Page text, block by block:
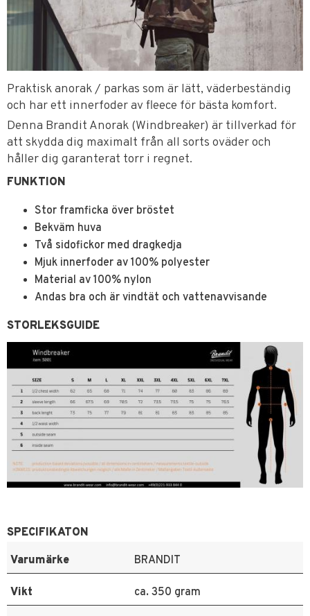
Praktisk anorak / parkas som är lätt, väderbeständig
och har ett innerfoder av fleece för bästa komfort.
Denna Brandit Anorak (Windbreaker) är tillverkad för
att skydda dig maximalt från all sorts oväder och
håller dig garanterat torr i regnet.
FUNKTION
Stor framficka över bröstet
Bekväm huva
Två sidofickor med dragkedja
Mjuk innerfoder av 100% polyester
Material av 100% nylon
Andas bra och är vindtät och vattenavvisande
STORLEKSGUIDE
SPECIFIKATON
Varumärke
BRANDIT
Vikt ca. 350 gram